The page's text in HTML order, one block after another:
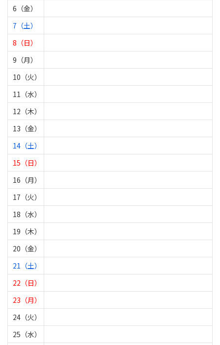
6（金）
7（土）
8（日）
9（月）
10（火）
11（水）
12（木）
13（金）
14（土）
15（日）
16（月）
17（火）
18（水）
19（木）
20（金）
21（土）
22（日）
23（月）
24（火）
25（水）